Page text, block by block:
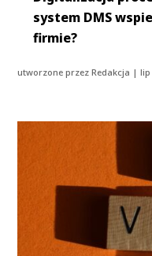
system DMS
firmie?
utworzone przezRedakcja |lip